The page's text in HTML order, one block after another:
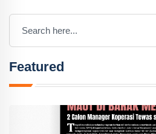
Featured